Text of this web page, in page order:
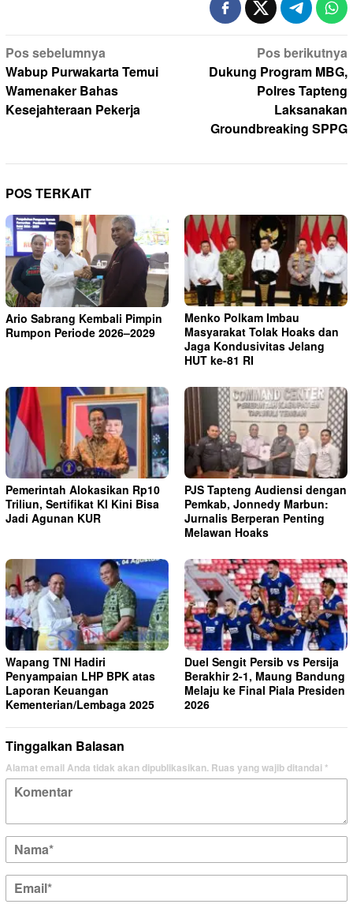
Navigasi
pos
Pos sebelumnya
Wabup Purwakarta Temui
Wamenaker Bahas
Kesejahteraan Pekerja
Pos berikutnya
Dukung Program MBG,
Polres Tapteng
Laksanakan
Groundbreaking SPPG
POS TERKAIT
Ario Sabrang Kembali Pimpin
Rumpon Periode 2026–2029
Menko Polkam Imbau
Masyarakat Tolak Hoaks dan
Jaga Kondusivitas Jelang
HUT ke-81 RI
Pemerintah Alokasikan Rp10
Triliun, Sertifikat KI Kini Bisa
Jadi Agunan KUR
PJS Tapteng Audiensi dengan
Pemkab, Jonnedy Marbun:
Jurnalis Berperan Penting
Melawan Hoaks
Wapang TNI Hadiri
Penyampaian LHP BPK atas
Laporan Keuangan
Kementerian/Lembaga 2025
Duel Sengit Persib vs Persija
Berakhir 2-1, Maung Bandung
Melaju ke Final Piala Presiden
2026
Tinggalkan Balasan
Alamat email Anda tidak akan dipublikasikan. Ruas yang wajib ditandai*